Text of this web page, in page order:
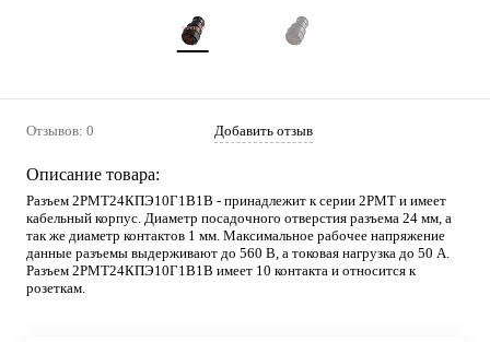
Отзывов: 0 Добавить отзыв
Описание товара:
Разъем 2РМТ24КПЭ10Г1В1В - принадлежит к серии 2РМТ и имеет
кабельный корпус. Диаметр посадочного отверстия разъема 24 мм, а
так же диаметр контактов 1 мм. Максимальное рабочее напряжение
данные разъемы выдерживают до 560 В, а токовая нагрузка до 50 А.
Разъем 2РМТ24КПЭ10Г1В1В имеет 10 контакта и относится к
розеткам.